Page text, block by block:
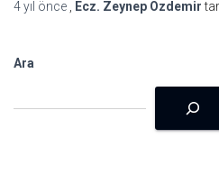
4 yıl önce Ecz. Zeynep Ozdemir
Ara